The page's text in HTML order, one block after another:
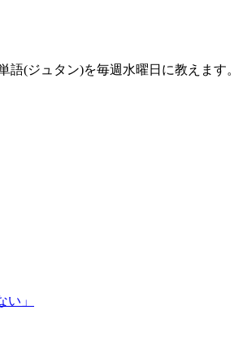
(ジュタン)を毎週水曜日に教えます。